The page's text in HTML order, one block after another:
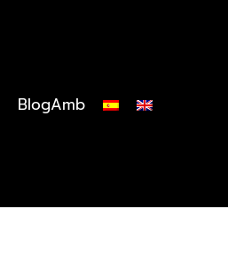
BlogAmb